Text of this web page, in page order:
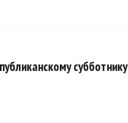
субботнику